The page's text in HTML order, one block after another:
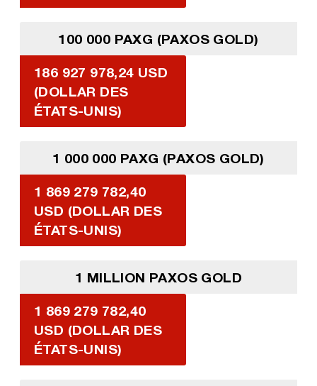
100 000 PAXG (PAXOS GOLD)
186 927 978,24 USD
(DOLLAR DES
ÉTATS-UNIS)
1 000 000 PAXG (PAXOS GOLD)
1 869 279 782,40
USD (DOLLAR DES
ÉTATS-UNIS)
1 MILLION PAXOS GOLD
1 869 279 782,40
USD (DOLLAR DES
ÉTATS-UNIS)